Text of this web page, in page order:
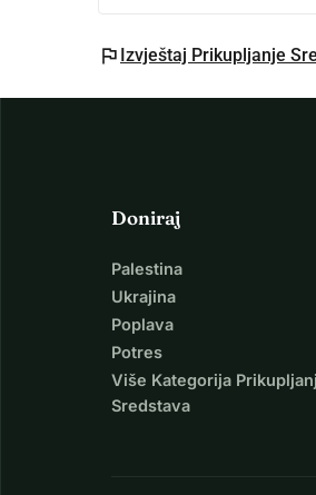
flag Izvještaj Prikupljanje
Doniraj
Palestina
Ukrajina
Poplava
Potres
Više Kategorija
Sredstava